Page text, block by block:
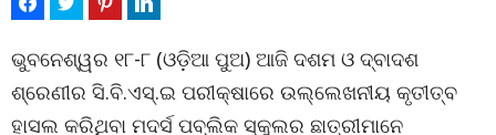
ଭୁବନେଶ୍ୱର ୧୮-୮ (ଓଡ଼ିଆ ପୁଅ) ଆଜି ଦଶମ ଓ ଦ୍ବାଦଶ
ଶ୍ରେଣୀର ସି.ବି.ଏସ୍.ଇ ପରୀକ୍ଷାରେ ଉଲ୍ଲେଖନୀୟ କୃତୀତ୍ବ
ହାସଲ କରିଥିବା ମଦର୍ସ ପବ୍ଲିକ ସ୍କୁଲର ଛାତ୍ରୀମାନେ